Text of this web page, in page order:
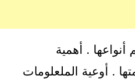
أنواعها . أهمية
. أوعية الملعلومات